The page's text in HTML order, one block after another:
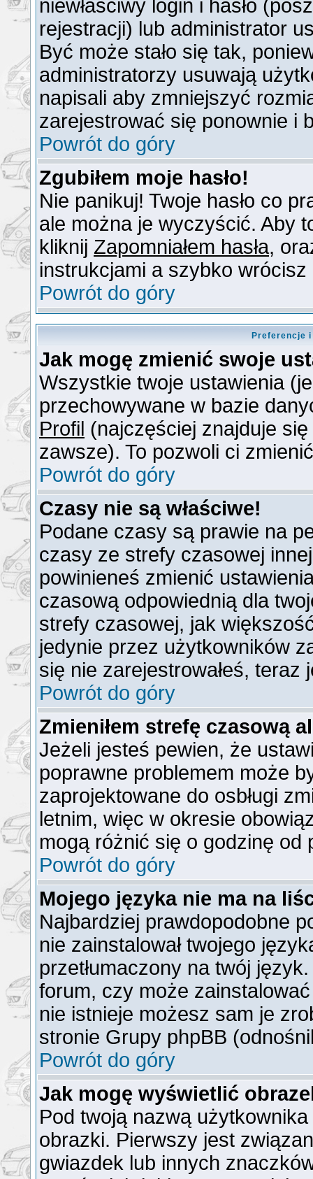
niewłaściwy login i hasło
rejestracji) lub administrator
Być może stało się tak,
administratorzy usuwają
napisali aby zmniejszyć
zarejestrować się ponownie i
Powrót do góry
Zgubiłem moje hasło!
Nie panikuj! Twoje hasło co
ale można je wyczyścić. Aby
kliknij Zapomniałem hasła,
instrukcjami a szybko wrócisz
Powrót do góry
Preferencje
Jak mogę zmienić swoje
Wszystkie twoje ustawienia
przechowywane w bazie
Profil (najczęściej znajduje
zawsze). To pozwoli ci
Powrót do góry
Czasy nie są właściwe!
Podane czasy są prawie na
czasy ze strefy czasowej
powinieneś zmienić
czasową odpowiednią dla
strefy czasowej, jak
jedynie przez użytkowników
się nie zarejestrowałeś,
Powrót do góry
Zmieniłem strefę czasową
Jeżeli jesteś pewien, że
poprawne problemem może
zaprojektowane do osbługi
letnim, więc w okresie
mogą różnić się o godzinę od
Powrót do góry
Mojego języka nie ma na
Najbardziej prawdopodobne
nie zainstalował twojego
przetłumaczony na twój
forum, czy może
nie istnieje możesz sam je
stronie Grupy phpBB
Powrót do góry
Jak mogę wyświetlić
Pod twoją nazwą
obrazki. Pierwszy jest
gwiazdek lub innych